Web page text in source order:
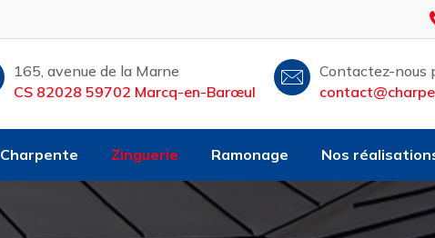
165, avenue de la Marne
CS 82028 59702 Marcq-en-Barœul
Contactez-nous
Charpente Zinguerie Ramonage Nos